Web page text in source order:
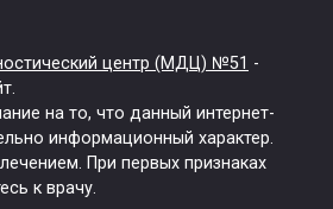
центр (МДЦ) №51 -
на то, что данный интернет-
информационный характер.
При первых признаках
к врачу.